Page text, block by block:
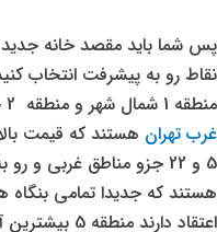
پس شما باید مقصد خانه جدید
نقاط رو به پیشرفت انتخاب
منطقه 1 شمال شهر و منطقه 2 جزو
غرب تهران هستند که قیمت
5 و 22 جزو مناطق غربی و
هستند که جدیدا تمامی بنگاه
اعتقاد دارند